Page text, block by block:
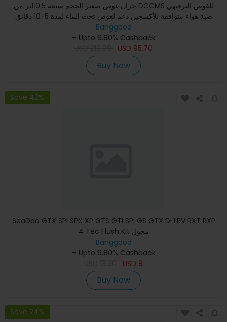
خزان غوص صغير الحجم بسعة 0.5 لتر من DCCMS للغوص الترفيهي
صبة هواء متوافقة للأكسجين دعم لغوص تحت الماء لمدة 5-10 دقائق
Banggood
+ Upto 9.80% Cashback
USD 95.70
Buy Now
Save 42%
SeaDoo GTX SPI SPX XP GTS GTI SPI GS GTX DI LRV RXT RXP
4 Tec Flush Kit محول
Banggood
+ Upto 9.80% Cashback
USD 8
Buy Now
Save 24%